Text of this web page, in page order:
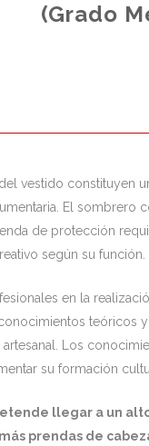
(Grado
vestido constituyen
El sombrero
de protección
según su función.
en la
teóricos
Los
su formación
llegar a un
prendas de